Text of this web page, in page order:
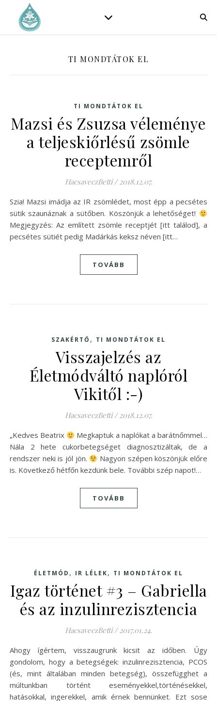
TI MONDTÁTOK EL
TI MONDTÁTOK EL
Mazsi és Zsuzsa véleménye
a teljeskiőrlésű zsömle
receptemről
HacsaveczBetti / 2018.12.07.
Szia! Mazsi imádja az IR zsömlédet, most épp a pecsétes
sütik szaunáznak a sütőben. Köszönjük a lehetőséget!
Megjegyzés: Az említett zsömle receptjét [itt találod], a
pecsétes sütiét pedig Madárkás keksz néven [itt…
TOVÁBB
SZAKÉRTŐ , TI MONDTÁTOK EL
Visszajelzés az
Életmódváltó naplóról
Vikitől :-)
HacsaveczBetti / 2018.12.07.
„Kedves Beatrix
Megkaptuk a naplókat a barátnőmmel…
Nála 2 hete cukorbetegséget diagnosztizáltak, de a
rendszer neki is jól jön.
Nagyon szépen köszönjük előre
is. Következő hétfőn kezdünk bele. További szép napot!…
TOVÁBB
ÉLETMÓD , IR LÉLEK, TI MONDTÁTOK EL
Igaz történet #3 – Gabriella
és az inzulinrezisztencia
HacsaveczBetti / 2017.01.24.
Ahogy ígértem, visszaugrunk kicsit az időben. Úgy
gondolom, hogy a betegségek: inzulinrezisztencia, PCOS
(és, mint általában minden betegség), összefügghet a
múltunkban történt eseményekkel,történésekkel,
hatásokkal, ingerekkel, amik érnek bennünket. Ezt sose